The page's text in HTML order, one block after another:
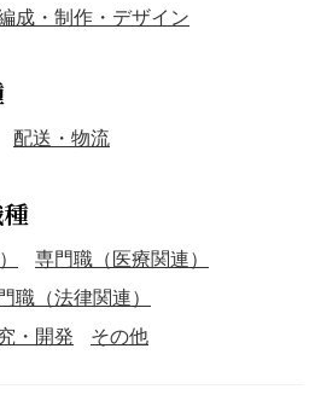
成・制作・デザイン
配送・物流
専門職（医療関連）
職（法律関連）
・開発 その他